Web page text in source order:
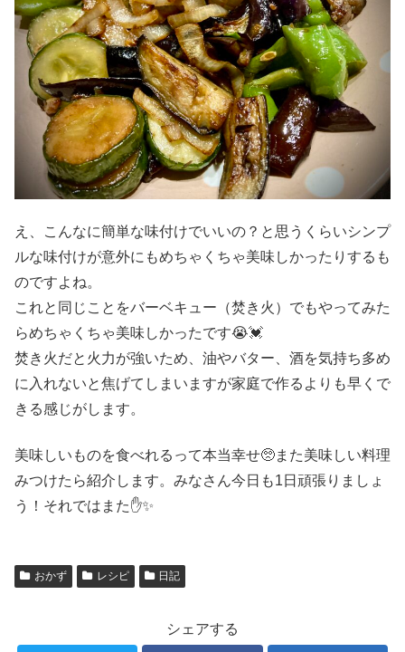
え、こんなに簡単な味付けでいいの？と思うくらいシンプ
ルな味付けが意外にもめちゃくちゃ美味しかったりするも
のですよね。
これと同じことをバーベキュー（焚き火）でもやってみた
らめちゃくちゃ美味しかったです😭💓
焚き火だと火力が強いため、油やバター、酒を気持ち多め
に入れないと焦げてしまいますが家庭で作るよりも早くで
きる感じがします。
美味しいものを食べれるって本当幸せ🥺また美味しい料理
みつけたら紹介します。みなさん今日も1日頑張りましょ
う！それではまた✋✨
おかず レシピ 日記
シェアする